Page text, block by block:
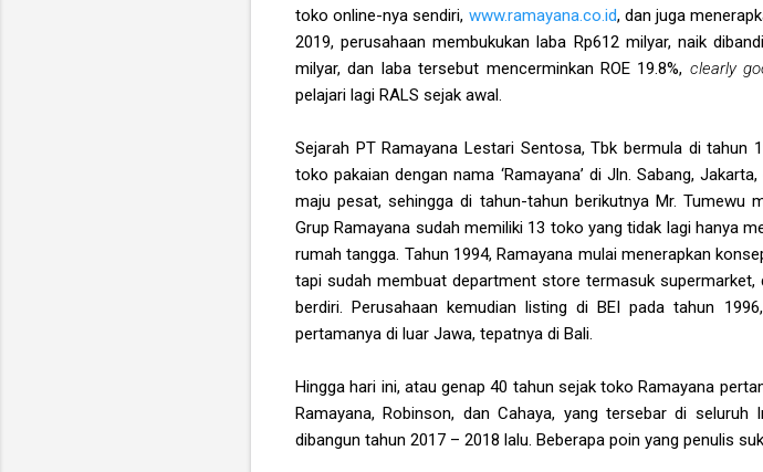
toko online-nya sendiri, www.ramayana.co.id, dan juga
2019, perusahaan membukukan laba Rp612 milyar, naik
milyar, dan laba tersebut mencerminkan ROE 19.8%, clearly
pelajari lagi RALS sejak awal.
Sejarah PT Ramayana Lestari Sentosa, Tbk bermula di tahun
toko pakaian dengan nama ‘Ramayana’ di Jln. Sabang,
maju pesat, sehingga di tahun-tahun berikutnya Mr. Tumewu
Grup Ramayana sudah memiliki 13 toko yang tidak lagi hanya
rumah tangga. Tahun 1994, Ramayana mulai menerapkan
tapi sudah membuat department store termasuk
berdiri. Perusahaan kemudian listing di BEI pada tahun
pertamanya di luar Jawa, tepatnya di Bali.
Hingga hari ini, atau genap 40 tahun sejak toko Ramayana
Ramayana, Robinson, dan Cahaya, yang tersebar di seluruh
dibangun tahun 2017 – 2018 lalu. Beberapa poin yang penulis